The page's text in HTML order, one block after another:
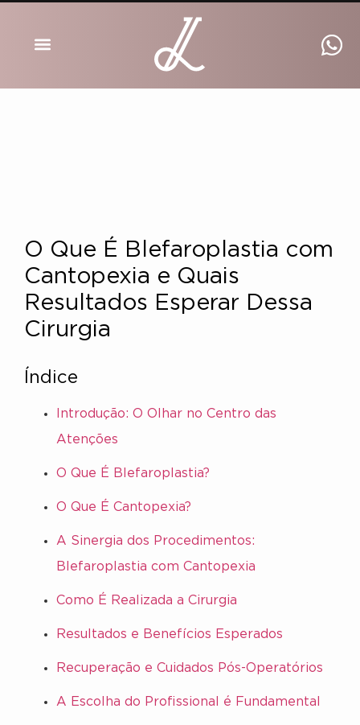
O Que É Blefaroplastia com
Cantopexia e Quais
Resultados Esperar Dessa
Cirurgia
Índice
Introdução: O Olhar no Centro das
Atenções
O Que É Blefaroplastia?
O Que É Cantopexia?
A Sinergia dos Procedimentos:
Blefaroplastia com Cantopexia
Como É Realizada a Cirurgia
Resultados e Benefícios Esperados
Recuperação e Cuidados Pós-Operatórios
A Escolha do Profissional é Fundamental